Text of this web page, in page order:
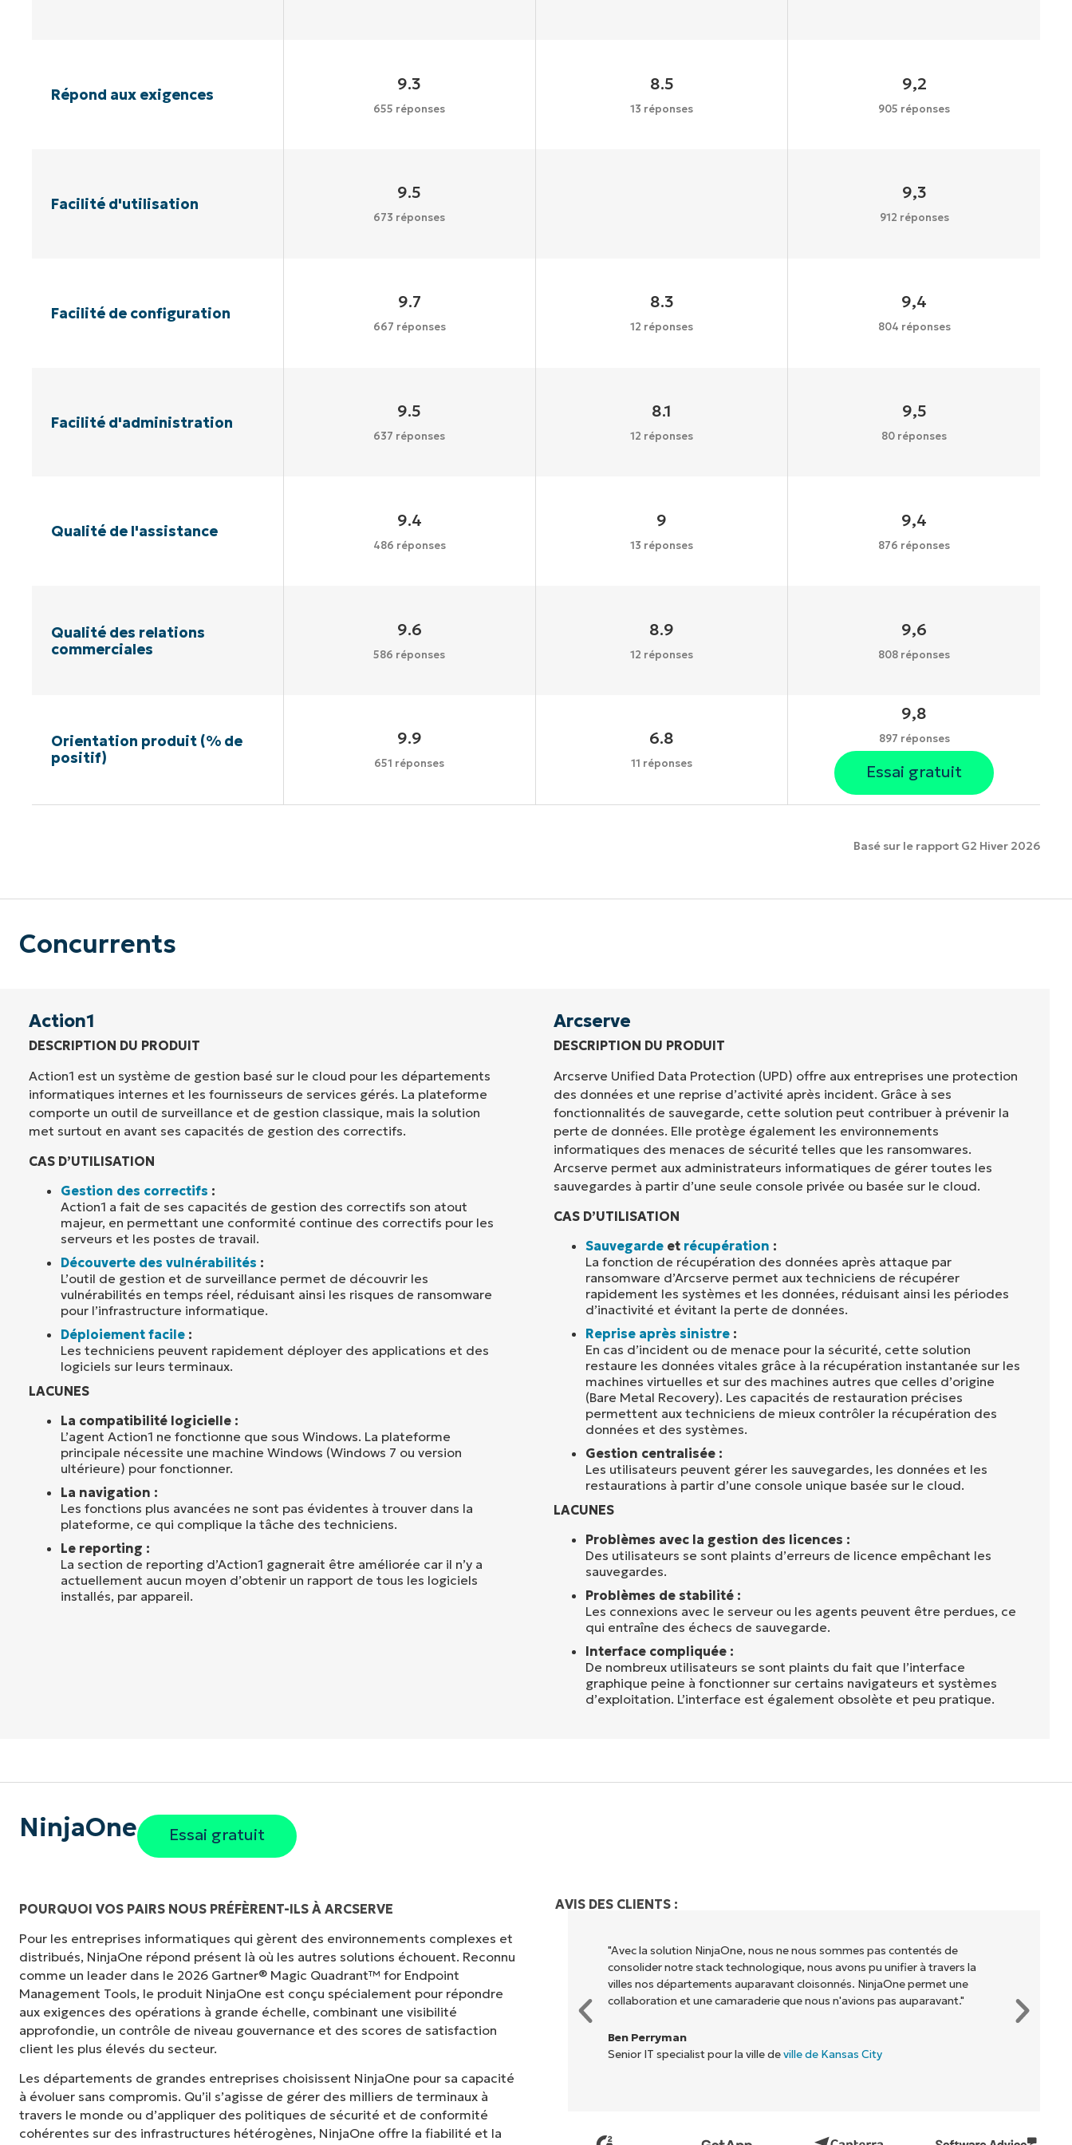
Répond aux exigences
9.3
655 réponses
8.5
13 réponses
9,2
905 réponses
Facilité d'utilisation
9.5
673 réponses
9,3
912 réponses
Facilité de configuration
9.7
667 réponses
8.3
12 réponses
9,4
804 réponses
Facilité d'administration
9.5
637 réponses
8.1
12 réponses
9,5
80 réponses
Qualité de l'assistance
9.4
486 réponses
9
13 réponses
9,4
876 réponses
Qualité des relations
commerciales
9.6
586 réponses
8.9
12 réponses
9,6
808 réponses
Orientation produit (% de
positif)
9.9
651 réponses
6.8
11 réponses
9,8
897 réponses
Essai gratuit
Basé sur le rapport G2 Hiver 2026
Concurrents
Action1
DESCRIPTION DU PRODUIT
Action1 est un système de gestion basé sur le cloud pour les départements
informatiques internes et les fournisseurs de services gérés. La plateforme
comporte un outil de surveillance et de gestion classique, mais la solution
met surtout en avant ses capacités de gestion des correctifs.
CAS D’UTILISATION
Gestion des correctifs :
Action1 a fait de ses capacités de gestion des correctifs son atout
majeur, en permettant une conformité continue des correctifs pour les
serveurs et les postes de travail.
Découverte des vulnérabilités :
L’outil de gestion et de surveillance permet de découvrir les
vulnérabilités en temps réel, réduisant ainsi les risques de ransomware
pour l’infrastructure informatique.
Déploiement facile :
Les techniciens peuvent rapidement déployer des applications et des
logiciels sur leurs terminaux.
LACUNES
La compatibilité logicielle :
L’agent Action1 ne fonctionne que sous Windows. La plateforme
principale nécessite une machine Windows (Windows 7 ou version
ultérieure) pour fonctionner.
La navigation :
Les fonctions plus avancées ne sont pas évidentes à trouver dans la
plateforme, ce qui complique la tâche des techniciens.
Le reporting :
La section de reporting d’Action1 gagnerait être améliorée car il n’y a
actuellement aucun moyen d’obtenir un rapport de tous les logiciels
installés, par appareil.
Arcserve
DESCRIPTION DU PRODUIT
Arcserve Unified Data Protection (UPD) offre aux entreprises une protection
des données et une reprise d’activité après incident. Grâce à ses
fonctionnalités de sauvegarde, cette solution peut contribuer à prévenir la
perte de données. Elle protège également les environnements
informatiques des menaces de sécurité telles que les ransomwares.
Arcserve permet aux administrateurs informatiques de gérer toutes les
sauvegardes à partir d’une seule console privée ou basée sur le cloud.
CAS D’UTILISATION
Sauvegarde et récupération :
La fonction de récupération des données après attaque par
ransomware d’Arcserve permet aux techniciens de récupérer
rapidement les systèmes et les données, réduisant ainsi les périodes
d’inactivité et évitant la perte de données.
Reprise après sinistre :
En cas d’incident ou de menace pour la sécurité, cette solution
restaure les données vitales grâce à la récupération instantanée sur les
machines virtuelles et sur des machines autres que celles d’origine
(Bare Metal Recovery). Les capacités de restauration précises
permettent aux techniciens de mieux contrôler la récupération des
données et des systèmes.
Gestion centralisée :
Les utilisateurs peuvent gérer les sauvegardes, les données et les
restaurations à partir d’une console unique basée sur le cloud.
LACUNES
Problèmes avec la gestion des licences :
Des utilisateurs se sont plaints d’erreurs de licence empêchant les
sauvegardes.
Problèmes de stabilité :
Les connexions avec le serveur ou les agents peuvent être perdues, ce
qui entraîne des échecs de sauvegarde.
Interface compliquée :
De nombreux utilisateurs se sont plaints du fait que l’interface
graphique peine à fonctionner sur certains navigateurs et systèmes
d’exploitation. L’interface est également obsolète et peu pratique.
NinjaOne Essai gratuit
POURQUOI VOS PAIRS NOUS PRÉFÈRENT-ILS À ARCSERVE
Pour les entreprises informatiques qui gèrent des environnements complexes et
distribués, NinjaOne répond présent là où les autres solutions échouent. Reconnu
comme un leader dans le 2026 Gartner® Magic Quadrant™ for Endpoint
Management Tools, le produit NinjaOne est conçu spécialement pour répondre
aux exigences des opérations à grande échelle, combinant une visibilité
approfondie, un contrôle de niveau gouvernance et des scores de satisfaction
client les plus élevés du secteur.
Les départements de grandes entreprises choisissent NinjaOne pour sa capacité
à évoluer sans compromis. Qu’il s’agisse de gérer des milliers de terminaux à
travers le monde ou d’appliquer des politiques de sécurité et de conformité
cohérentes sur des infrastructures hétérogènes, NinjaOne offre la fiabilité et la
AVIS DES CLIENTS :
"Auparavant, j'avais besoin de 10 à 15 outils différents pour exécuter ce que
NinjaOne fait dans son panneau de contrôle centralisé." NinjaOne rend la vie
tellement plus facile."
Ernie Turner
Directeur informatique chezVetcor
"Avec la solution NinjaOne, nous ne nous sommes pas contentés de
consolider notre stack technologique, nous avons pu unifier à travers la
villes nos départements auparavant cloisonnés. NinjaOne permet une
collaboration et une camaraderie que nous n'avions pas auparavant."
Ben Perryman
Senior IT specialist pour la ville deville de Kansas City
Company